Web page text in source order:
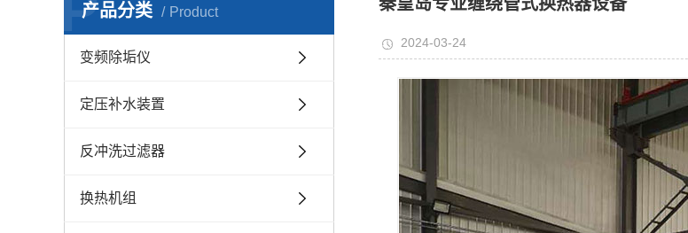
产品分类 Product
变频除垢仪
定压补水装置
反冲洗过滤器
换热机组
2024-03-24